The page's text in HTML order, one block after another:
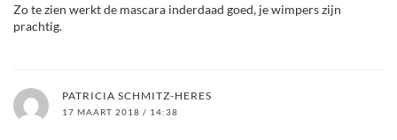
Zo te zien werkt de mascara inderdaad goed, je wimpers zijn
prachtig.
PATRICIA SCHMITZ-HERES
17 MAART 2018 / 14:38